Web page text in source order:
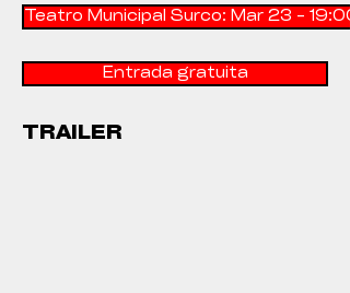
Teatro Municipal Surco: Mar 23 -
Entrada gratuita
TRAILER